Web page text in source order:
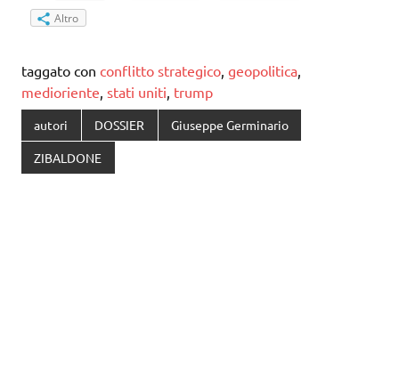
Altro
taggato con conflitto strategico geopolitica
medioriente stati uniti trump
autori DOSSIER Giuseppe Germinario
ZIBALDONE